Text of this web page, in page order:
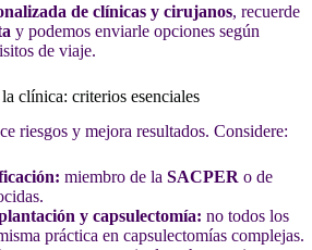
de clínicas y cirujanos, recuerde
y podemos enviarle opciones según
de viaje.
clínica: criterios esenciales
riesgos y mejora resultados. Considere:
miembro de la SACPER o de
y capsulectomía: no todos los
práctica en capsulectomías complejas.